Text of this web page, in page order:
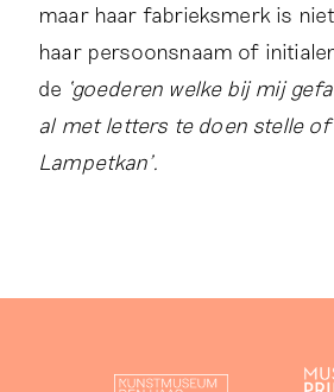
maar haar fabrieksmerk is
haar persoonsnaam of
de ‘goederen welke bij mij
al met letters te doen stelle of
Lampetkan’.